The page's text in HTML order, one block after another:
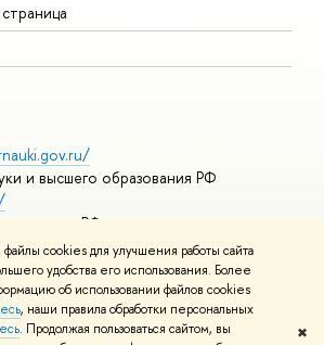
cookies для улучшения работы сайта
удобства его использования. Более
об использовании файлов cookies
, наши правила обработки персональных
. Продолжая пользоваться сайтом, вы
✖
и высшего образования РФ
РФ
mooc
онлайн-курсы
Адреса и контактыУсловия